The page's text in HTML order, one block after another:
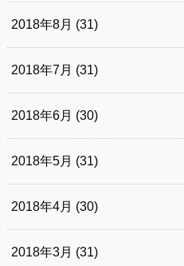
2018年8月 (31)
2018年7月 (31)
2018年6月 (30)
2018年5月 (31)
2018年4月 (30)
2018年3月 (31)